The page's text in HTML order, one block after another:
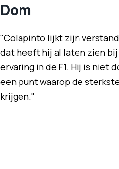
Dom
"Colapinto lijkt zijn
dat heeft hij al laten zien
ervaring in de F1. Hij is niet
een punt waarop de
krijgen."